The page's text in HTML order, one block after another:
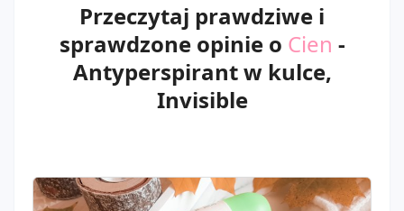
Przeczytaj prawdziwe i
sprawdzone opinie o Cien -
Antyperspirant w kulce,
Invisible